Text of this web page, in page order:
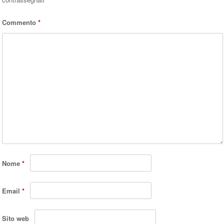
Commento*
Nome*
Email*
Sito web